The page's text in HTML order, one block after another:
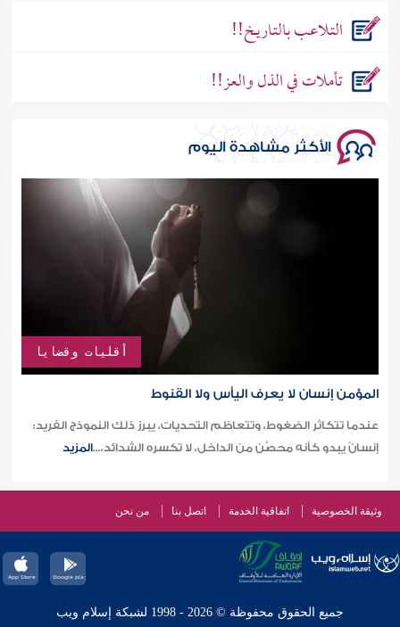
التـلاعـب بالتـاريـخ!!
تأملات في الذل والعز!!
الأكثر مشاهدة اليوم
أقليات وقضايا
المؤمن إنسان لا يعرف اليأس ولا القنوط
عندما تتكاثر الضغوط، وتتعاظم التحديات، يبرز ذلك النموذج الفريد:
إنسانٌ يبدو كأنه محصَّن من الداخل، لا تكسره الشدائد،...المزيد
وثيقة الخصوصية اتفاقية الخدمة اتصل بنا من نحن
جميع الحقوق محفوظة © 2026 - 1998 لشبكة إسلام ويب